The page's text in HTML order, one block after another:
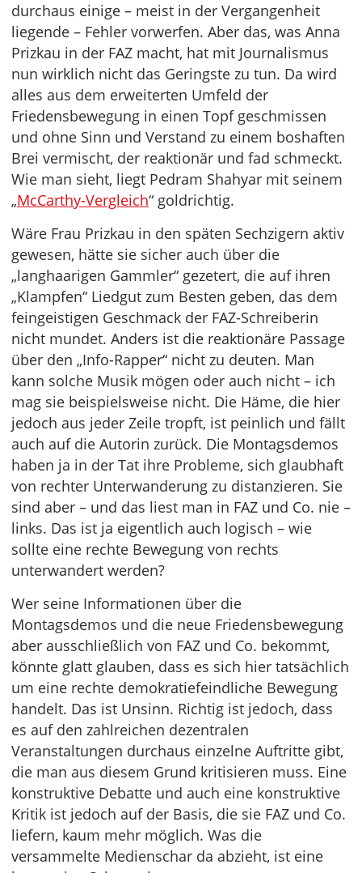
durchaus einige – meist in der Vergangenheit
liegende – Fehler vorwerfen. Aber das, was Anna
Prizkau in der FAZ macht, hat mit Journalismus
nun wirklich nicht das Geringste zu tun. Da wird
alles aus dem erweiterten Umfeld der
Friedensbewegung in einen Topf geschmissen
und ohne Sinn und Verstand zu einem boshaften
Brei vermischt, der reaktionär und fad schmeckt.
Wie man sieht, liegt Pedram Shahyar mit seinem
„McCarthy-Vergleich“ goldrichtig.
Wäre Frau Prizkau in den späten Sechzigern aktiv
gewesen, hätte sie sicher auch über die
„langhaarigen Gammler“ gezetert, die auf ihren
„Klampfen“ Liedgut zum Besten geben, das dem
feingeistigen Geschmack der FAZ-Schreiberin
nicht mundet. Anders ist die reaktionäre Passage
über den „Info-Rapper“ nicht zu deuten. Man
kann solche Musik mögen oder auch nicht – ich
mag sie beispielsweise nicht. Die Häme, die hier
jedoch aus jeder Zeile tropft, ist peinlich und fällt
auch auf die Autorin zurück. Die Montagsdemos
haben ja in der Tat ihre Probleme, sich glaubhaft
von rechter Unterwanderung zu distanzieren. Sie
sind aber – und das liest man in FAZ und Co. nie –
links. Das ist ja eigentlich auch logisch – wie
sollte eine rechte Bewegung von rechts
unterwandert werden?
Wer seine Informationen über die
Montagsdemos und die neue Friedensbewegung
aber ausschließlich von FAZ und Co. bekommt,
könnte glatt glauben, dass es sich hier tatsächlich
um eine rechte demokratiefeindliche Bewegung
handelt. Das ist Unsinn. Richtig ist jedoch, dass
es auf den zahlreichen dezentralen
Veranstaltungen durchaus einzelne Auftritte gibt,
die man aus diesem Grund kritisieren muss. Eine
konstruktive Debatte und auch eine konstruktive
Kritik ist jedoch auf der Basis, die sie FAZ und Co.
liefern, kaum mehr möglich. Was die
versammelte Medienschar da abzieht, ist eine